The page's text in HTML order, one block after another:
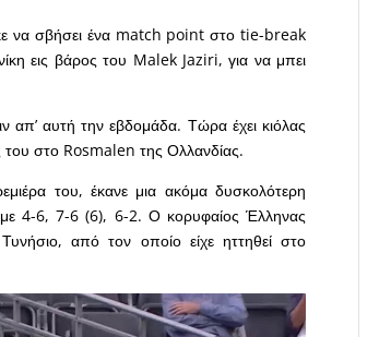
να σβήσει ένα match point στο tie-break
εις βάρος του Malek Jaziri, για να μπει
απ’ αυτή την εβδομάδα. Τώρα έχει κιόλας
του στο Rosmalen της Ολλανδίας.
του, έκανε μια ακόμα δυσκολότερη
4-6, 7-6 (6), 6-2. Ο κορυφαίος Έλληνας
από τον οποίο είχε ηττηθεί στο